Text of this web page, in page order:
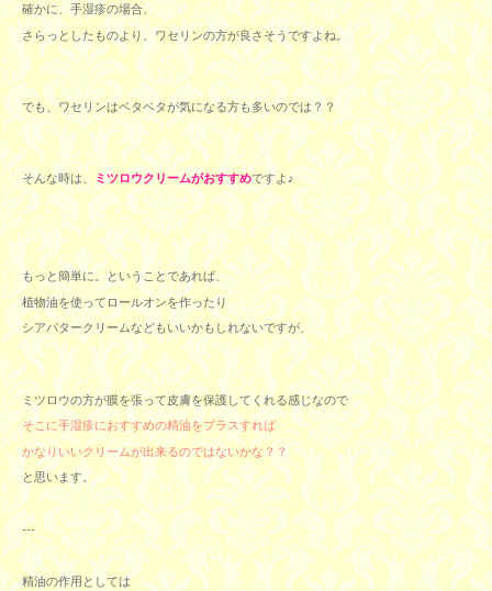
確かに、手湿疹の場合、
さらっとしたものより、ワセリンの方が良さそうですよね。
でも、ワセリンはベタベタが気になる方も多いのでは？？
そんな時は、 ミツロウクリームがおすすめですよ♪
もっと簡単に。ということであれば、
植物油を使ってロールオンを作ったり
シアバタークリームなどもいいかもしれないですが、
ミツロウの方が膜を張って皮膚を保護してくれる感じなので
そこに手湿疹におすすめの精油をプラスすれば
かなりいいクリームが出来るのではないかな？？
と思います。
---
精油の作用としては